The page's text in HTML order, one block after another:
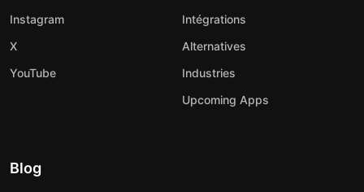
Instagram
X
YouTube
Intégrations
Alternatives
Industries
Upcoming Apps
Blog